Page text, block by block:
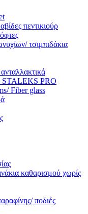
πεντικιούρ
τσιμπιδάκια
PRO
Fiber glass
καθαρισμού χωρίς
ποδιές